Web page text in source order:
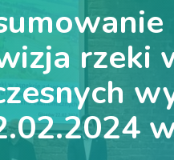
rzeki